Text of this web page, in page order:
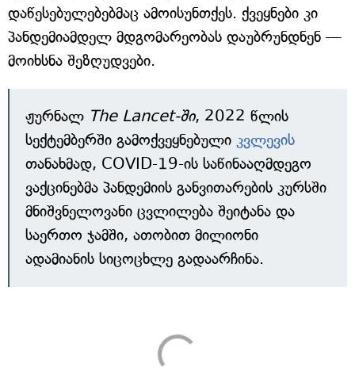
დაწესებულებებმაც ამოისუნთქეს. ქვეყნები კი
პანდემიამდელ მდგომარეობას დაუბრუნდნენ —
მოიხსნა შეზღუდვები.
ჟურნალ The Lancet-ში, 2022 წლის
სექტემბერში გამოქვეყნებული კვლევის
თანახმად, COVID-19-ის საწინააღმდეგო
ვაქცინებმა პანდემიის განვითარების კურსში
მნიშვნელოვანი ცვლილება შეიტანა და
საერთო ჯამში, ათობით მილიონი
ადამიანის სიცოცხლე გადაარჩინა.